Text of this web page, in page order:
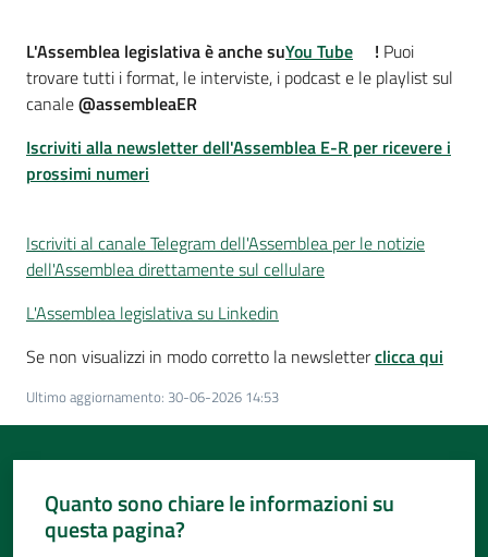
L'Assemblea legislativa è anche suYou Tube ! Puoi
trovare tutti i format, le interviste, i podcast e le playlist sul
canale@assembleaER
Iscriviti alla newsletter dell'Assemblea E-R per ricevere i
prossimi numeri
Iscriviti al canale Telegram dell'Assemblea per le notizie
dell'Assemblea direttamente sul cellulare
L'Assemblea legislativa su Linkedin
Se non visualizzi in modo corretto la newsletterclicca qui
Ultimo aggiornamento: 30-06-2026 14:53
Quanto sono chiare le informazioni su
questa pagina?